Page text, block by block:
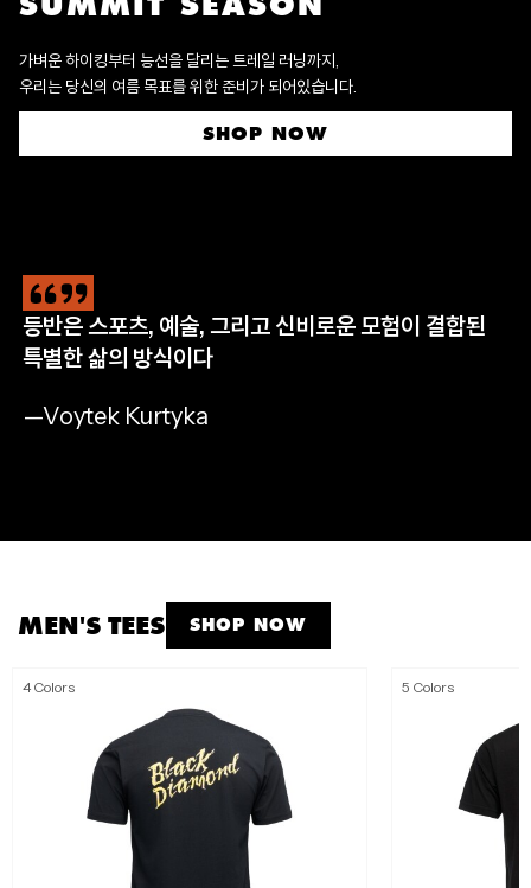
가벼운 하이킹부터 능선을 달리는 트레일 러닝까지,
우리는 당신의 여름 목표를 위한 준비가 되어있습니다.
SHOP NOW
등반은 스포츠, 예술, 그리고 신비로운 모험이 결합된
특별한 삶의 방식이다
—Voytek Kurtyka
CLIMB
완등을 위한 필수 장비
SHOP NOW
HIKE
자연으로 나아갈 완벽한 준비
SHOP NOW
RUN
멈추지 않는 산악 트레일 러닝
SHOP NOW
APPAREL
모든 아웃도어 모험을 위해
SHOP MEN'S
MEN'S TEES SHOP NOW
4 Colors 5 Colors